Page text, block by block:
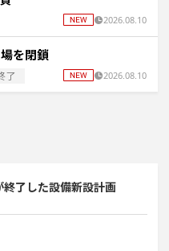
2026.08.10
を閉鎖
了 2026.08.10
了した設備新設計画